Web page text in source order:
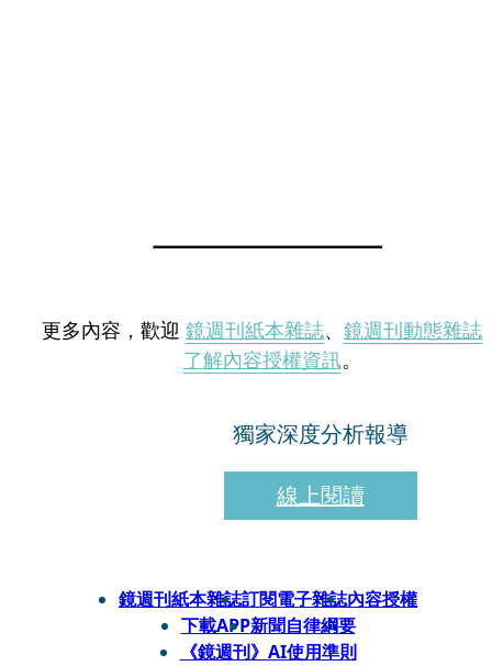
更多內容，歡迎 鏡週刊紙本雜誌、 鏡週刊動態雜誌
了解內容授權資訊。
獨家深度分析報導
線上閱讀
鏡週刊紙本雜誌訂閱電子雜誌內容授權
下載APP新聞自律綱要
《鏡週刊》AI使用準則